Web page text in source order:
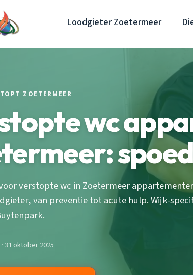
Loodgieter Zoetermeer
ZOETERMEER
wc
verstopte wc in Zoetermeer
van preventie tot acute hulp. Wijk-
· 31 oktober 2025